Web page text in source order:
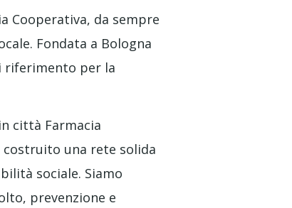
Cooperativa, da sempre
Fondata a Bologna
riferimento per la
città Farmacia
una rete solida
sociale. Siamo
prevenzione e